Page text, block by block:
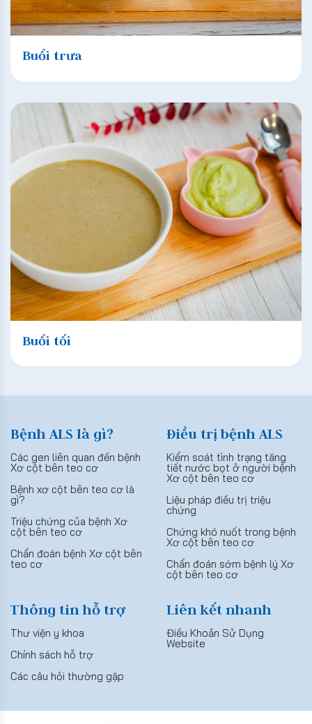
Buổi trưa
Buổi tối
Bệnh ALS là gì?
Các gen liên quan đến bệnh
Xơ cột bên teo cơ
Bệnh xơ cột bên teo cơ là
gì?
Triệu chứng của bệnh Xơ
cột bên teo cơ
Chẩn đoán bệnh Xơ cột bên
teo cơ
Điều trị bệnh ALS
Kiểm soát tình trạng tăng
tiết nước bọt ở người bệnh
Xơ cột bên teo cơ
Liệu pháp điều trị triệu
chứng
Chứng khó nuốt trong bệnh
Xơ cột bên teo cơ
Chẩn đoán sớm bệnh lý Xơ
cột bên teo cơ
Thông tin hỗ trợ
Thư viện y khoa
Chính sách hỗ trợ
Các câu hỏi thường gặp
Liên kết nhanh
Điều Khoản Sử Dụng
Website